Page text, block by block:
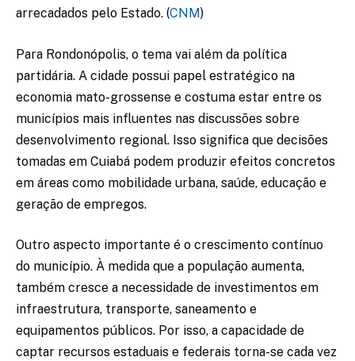
arrecadados pelo Estado. (CNM)
Para Rondonópolis, o tema vai além da política
partidária. A cidade possui papel estratégico na
economia mato-grossense e costuma estar entre os
municípios mais influentes nas discussões sobre
desenvolvimento regional. Isso significa que decisões
tomadas em Cuiabá podem produzir efeitos concretos
em áreas como mobilidade urbana, saúde, educação e
geração de empregos.
Outro aspecto importante é o crescimento contínuo
do município. À medida que a população aumenta,
também cresce a necessidade de investimentos em
infraestrutura, transporte, saneamento e
equipamentos públicos. Por isso, a capacidade de
captar recursos estaduais e federais torna-se cada vez